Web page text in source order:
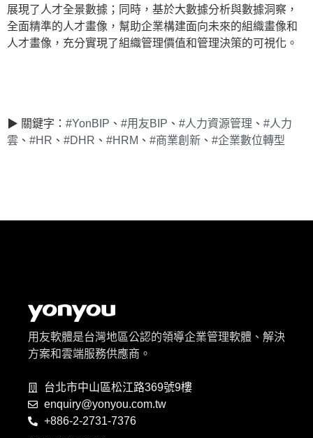
展現了人才全景數據；同時，基於大數據分析與數據洞察，
全面精準的人才畫像，幫助企業構建面向未來的組織畫像和
人才畫像，充分實現了組織管理價值和管理決策的可視化。
▶ 關鍵字： #YonBIP 、 #用友BIP 、 #人力資源管理 、 #人力
雲 、 #HR 、 #DHR 、 #HRM 、 #商業創新 、 #企業數位轉型
用友軟體是台灣地區公認的領導企業管理軟體、解決
方案和雲端服務供應商。
台北市中山區松江路369號9樓
enquiry@yonyou.com.tw
+886-2-2731-7376